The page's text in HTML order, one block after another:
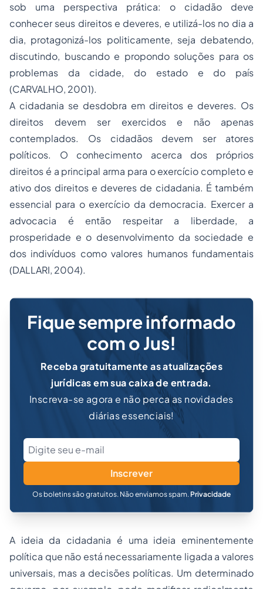
sob uma perspectiva prática: o cidadão deve
conhecer seus direitos e deveres, e utilizá-los no dia a
dia, protagonizá-los politicamente, seja debatendo,
discutindo, buscando e propondo soluções para os
problemas da cidade, do estado e do país
(CARVALHO, 2001).
A cidadania se desdobra em direitos e deveres. Os
direitos devem ser exercidos e não apenas
contemplados. Os cidadãos devem ser atores
políticos. O conhecimento acerca dos próprios
direitos é a principal arma para o exercício completo e
ativo dos direitos e deveres de cidadania. É também
essencial para o exercício da democracia. Exercer a
advocacia é então respeitar a liberdade, a
prosperidade e o desenvolvimento da sociedade e
dos indivíduos como valores humanos fundamentais
(DALLARI, 2004).
Fique sempre informado
com o Jus!
Receba gratuitamente as atualizações
jurídicas em sua caixa de entrada.
Inscreva-se agora e não perca as novidades
diárias essenciais!
Inscrever
Os boletins são gratuitos. Não enviamos spam. Privacidade
A ideia da cidadania é uma ideia eminentemente
política que não está necessariamente ligada a valores
universais, mas a decisões políticas. Um determinado